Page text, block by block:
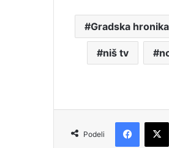
Gradska hronika
niš tv
Podeli